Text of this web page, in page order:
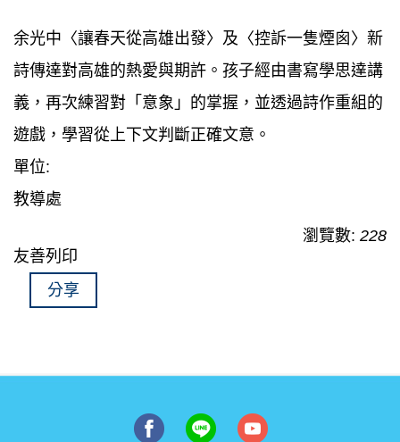
余光中〈讓春天從高雄出發〉及〈控訴一隻煙囪〉新
詩傳達對高雄的熱愛與期許。孩子經由書寫學思達講
義，再次練習對「意象」的掌握，並透過詩作重組的
遊戲，學習從上下文判斷正確文意。
單位:
教導處
瀏覽數: 228
友善列印
分享